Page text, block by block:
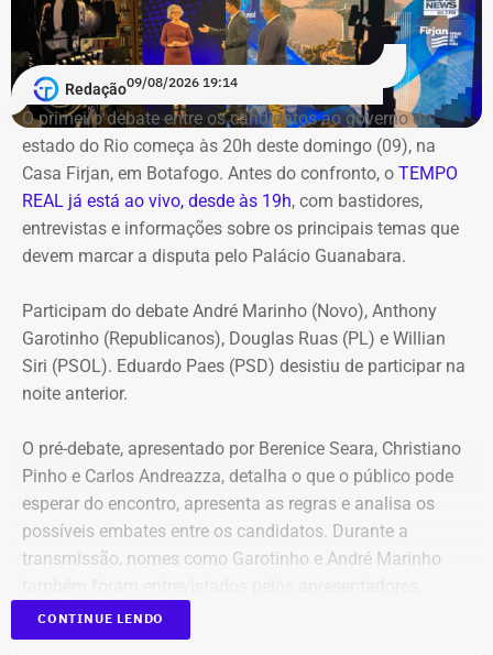
Redação09/08/2026 19:14
O primeiro debate entre os candidatos ao governo do
estado do Rio começa às 20h deste domingo (09), na
Casa Firjan, em Botafogo. Antes do confronto, o TEMPO
REAL já está ao vivo, desde às 19h, com bastidores,
entrevistas e informações sobre os principais temas que
devem marcar a disputa pelo Palácio Guanabara.
Participam do debate André Marinho (Novo), Anthony
Garotinho (Republicanos), Douglas Ruas (PL) e Willian
Siri (PSOL). Eduardo Paes (PSD) desistiu de participar na
noite anterior.
O pré-debate, apresentado por Berenice Seara, Christiano
Pinho e Carlos Andreazza, detalha o que o público pode
esperar do encontro, apresenta as regras e analisa os
possíveis embates entre os candidatos. Durante a
transmissão, nomes como Garotinho e André Marinho
Acompanhe a cobertura especial pelo YouTube e
CONTINUE LENDO